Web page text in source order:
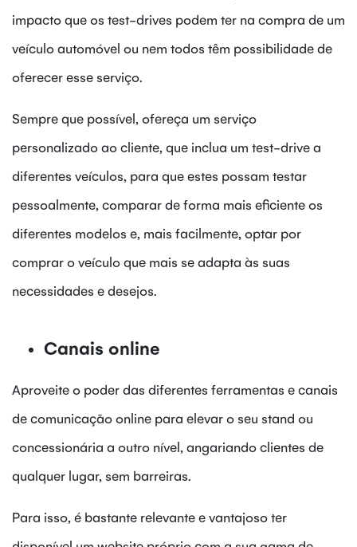
impacto que os test-drives podem ter na compra de um
veículo automóvel ou nem todos têm possibilidade de
oferecer esse serviço.
Sempre que possível, ofereça um serviço
personalizado ao cliente, que inclua um test-drive a
diferentes veículos, para que estes possam testar
pessoalmente, comparar de forma mais eficiente os
diferentes modelos e, mais facilmente, optar por
comprar o veículo que mais se adapta às suas
necessidades e desejos.
Canais online
Aproveite o poder das diferentes ferramentas e canais
de comunicação online para elevar o seu stand ou
concessionária a outro nível, angariando clientes de
qualquer lugar, sem barreiras.
Para isso, é bastante relevante e vantajoso ter